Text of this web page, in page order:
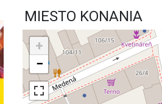
MIESTO KONANIA
+
−